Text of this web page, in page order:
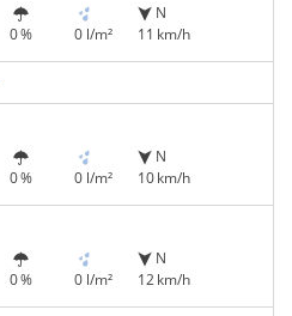
0 % 0 l/m²
N
11 km/h
0 % 0 l/m²
N
10 km/h
0 % 0 l/m²
N
12 km/h